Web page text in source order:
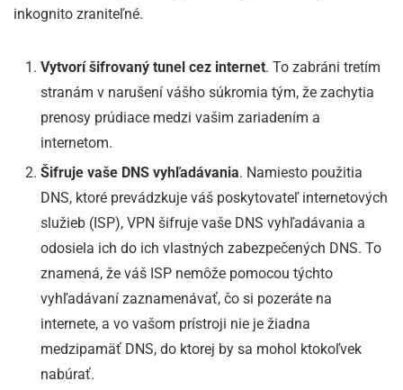
inkognito zraniteľné.
Vytvorí šifrovaný tunel cez internet. To zabráni tretím
stranám v narušení vášho súkromia tým, že zachytia
prenosy prúdiace medzi vašim zariadením a
internetom.
Šifruje vaše DNS vyhľadávania. Namiesto použitia
DNS, ktoré prevádzkuje váš poskytovateľ internetových
služieb (ISP), VPN šifruje vaše DNS vyhľadávania a
odosiela ich do ich vlastných zabezpečených DNS. To
znamená, že váš ISP nemôže pomocou týchto
vyhľadávaní zaznamenávať, čo si pozeráte na
internete, a vo vašom prístroji nie je žiadna
medzipamäť DNS, do ktorej by sa mohol ktokoľvek
nabúrať.